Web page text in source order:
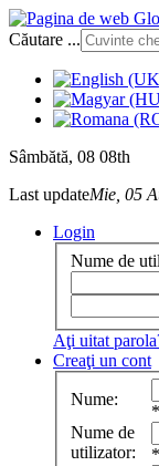
Căutare ...
Sâmbătă, 08 08th
Last updateMie, 05
Login
Nume de
Aţi uitat
Creaţi un cont
Nume:
*
Nume de
utilizator:
*